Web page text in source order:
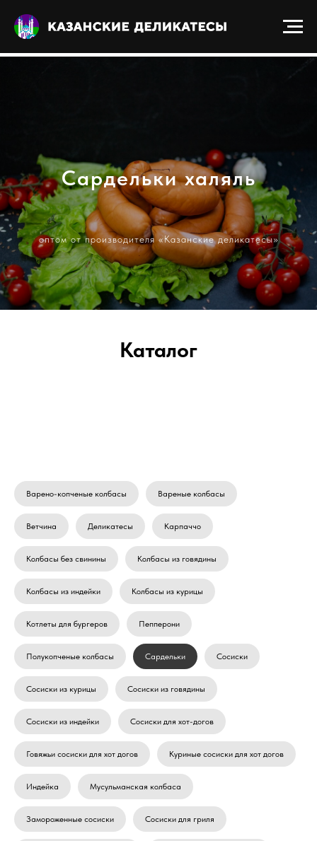
Получить прайс-лист
Сардельки халяль
оптом от производителя «Казанские деликатесы»
Каталог
Варено-копченые колбасы Вареные колбасы
Ветчина Деликатесы Карпаччо
Колбасы без свинины Колбасы из говядины
Колбасы из индейки Колбасы из курицы
Котлеты для бургеров Пепперони
Полукопченые колбасы Сардельки Сосиски
Сосиски из курицы Сосиски из говядины
Сосиски из индейки Сосиски для хот-догов
Говяжьи сосиски для хот догов Куриные сосиски для хот догов
Индейка Мусульманская колбаса
Замороженные сосиски Сосиски для гриля